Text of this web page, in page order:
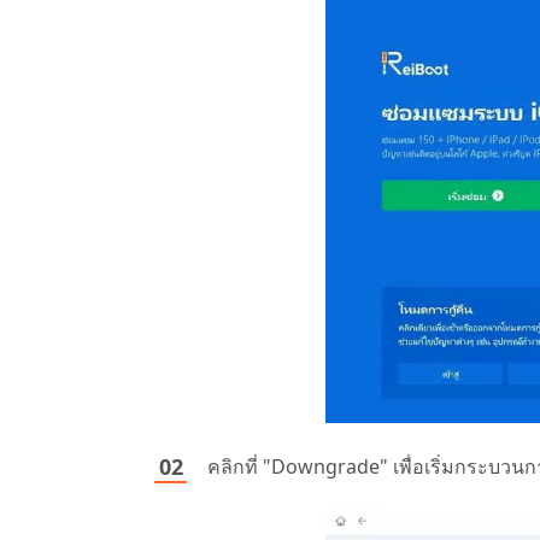
คลิกที่ "Downgrade" เพื่อเริ่มกระบวนก